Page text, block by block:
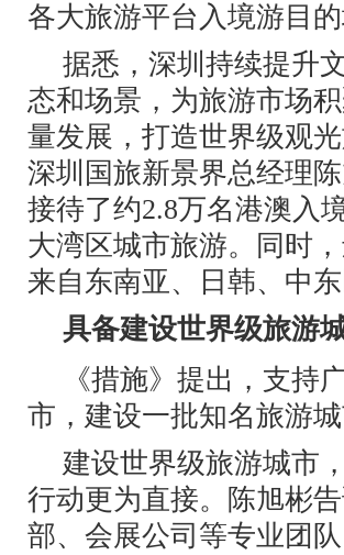
各大旅游平台入境游目
据悉，深圳持续提升
态和场景，为旅游市场
量发展，打造世界级观
深圳国旅新景界总经理
接待了约2.8万名港澳入
大湾区城市旅游。同时
来自东南亚、日韩、中
具备建设世界级旅游
《措施》提出，支持
市，建设一批知名旅游城
建设世界级旅游城市
行动更为直接。陈旭彬
部、会展公司等专业团